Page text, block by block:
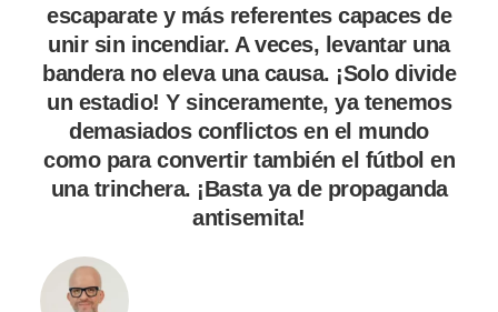
escaparate y más referentes capaces de
unir sin incendiar. A veces, levantar una
bandera no eleva una causa. ¡Solo divide
un estadio! Y sinceramente, ya tenemos
demasiados conflictos en el mundo
como para convertir también el fútbol en
una trinchera. ¡Basta ya de propaganda
antisemita!